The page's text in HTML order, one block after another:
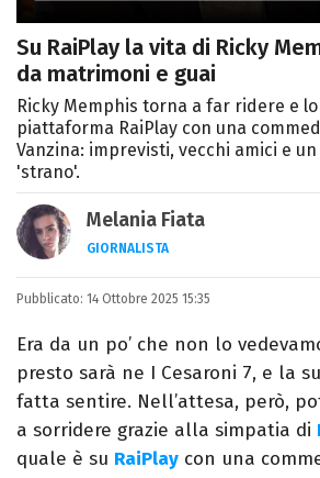
Su RaiPlay la vita di Ricky
da matrimoni e guai
Ricky Memphis torna a far ridere e
piattaforma RaiPlay con una
Vanzina: imprevisti, vecchi amici e
'strano'.
Melania Fiata
GIORNALISTA
Laureata in Lettere,
Pubblicato: 14 Ottobre 2025 15:35
Era da un po’ che non lo
presto sarà ne I Cesaroni 7, e la
fatta sentire. Nell’attesa, però,
a sorridere grazie alla simpatia di
quale è su RaiPlay con una